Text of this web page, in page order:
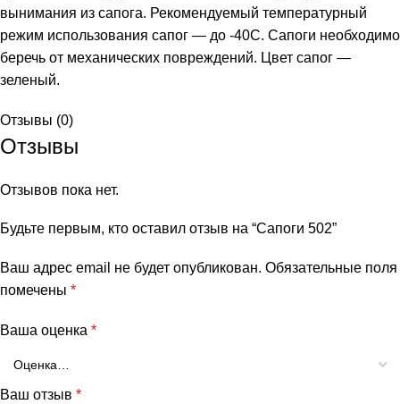
вынимания из сапога. Рекомендуемый температурный
режим использования сапог — до -40С. Сапоги необходимо
беречь от механических повреждений. Цвет сапог —
зеленый.
Отзывы (0)
Отзывы
Отзывов пока нет.
Будьте первым, кто оставил отзыв на “Сапоги 502”
Ваш адрес email не будет опубликован. Обязательные поля
помечены *
Ваша оценка *
Ваш отзыв *